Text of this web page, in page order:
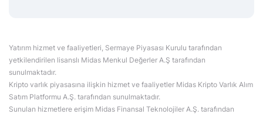
Yatırım hizmet ve faaliyetleri, Sermaye Piyasası Kurulu tarafından
yetkilendirilen lisanslı Midas Menkul Değerler A.Ş tarafından
sunulmaktadır.
Kripto varlık piyasasına ilişkin hizmet ve faaliyetler Midas Kripto Varlık Alım
Satım Platformu A.Ş. tarafından sunulmaktadır.
Sunulan hizmetlere erişim Midas Finansal Teknolojiler A.Ş. tarafından